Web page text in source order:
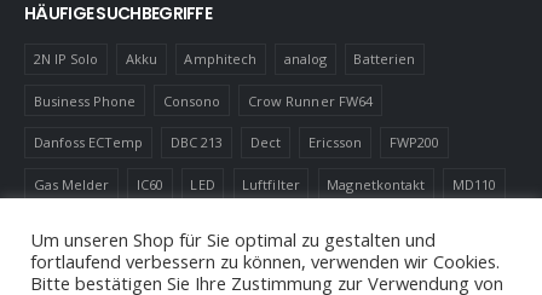
HÄUFIGE SUCHBEGRIFFE
2N IP Solo Akku Amphitech analog Batterien
Business Phone Consono Crow Runner FW64
Danfoss ECTemp DBC 213 Dect Ericsson FWP200
Gas Melder IC60 LED Luftfilter Magnetkontakt MD110
Um unseren Shop für Sie optimal zu gestalten und
fortlaufend verbessern zu können, verwenden wir Cookies.
Bitte bestätigen Sie Ihre Zustimmung zur Verwendung von